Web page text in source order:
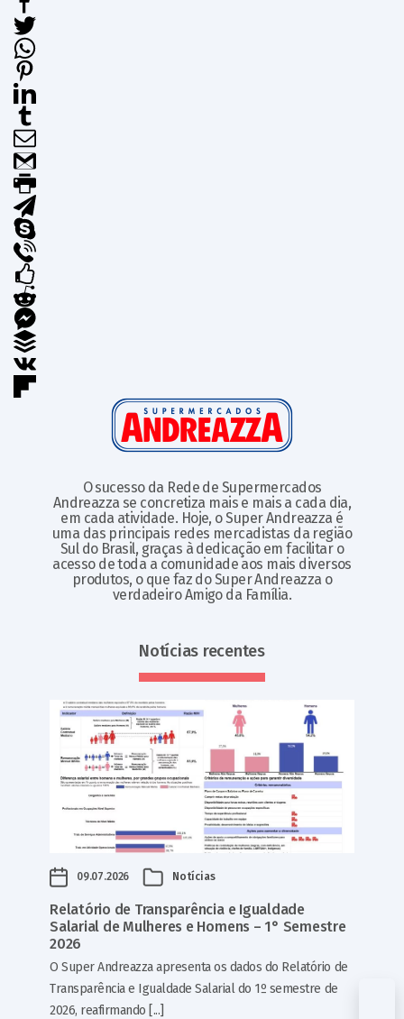
O sucesso da Rede de Supermercados
Andreazza se concretiza mais e mais a cada dia,
em cada atividade. Hoje, o Super Andreazza é
uma das principais redes mercadistas da região
Sul do Brasil, graças à dedicação em facilitar o
acesso de toda a comunidade aos mais diversos
produtos, o que faz do Super Andreazza o
verdadeiro Amigo da Família.
Notícias recentes
09.07.2026 Notícias
Relatório de Transparência e Igualdade
Salarial de Mulheres e Homens – 1° Semestre
2026
O Super Andreazza apresenta os dados do Relatório de
Transparência e Igualdade Salarial do 1º semestre de
2026, reafirmando [...]